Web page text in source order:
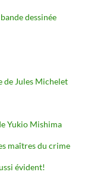
dessinée
de Jules Michelet
Yukio Mishima
maîtres du crime
évident!